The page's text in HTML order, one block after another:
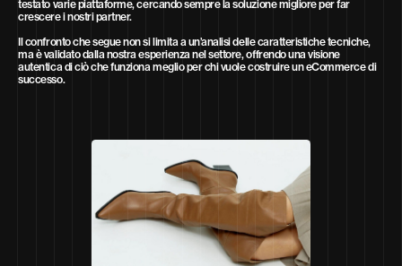
testato varie piattaforme, cercando sempre la soluzione migliore per far
crescere i nostri partner.
Il confronto che segue non si limita a un’analisi delle caratteristiche tecniche,
ma è validato dalla nostra esperienza nel settore, offrendo una visione
autentica di ciò che funziona meglio per chi vuole costruire un eCommerce di
successo.